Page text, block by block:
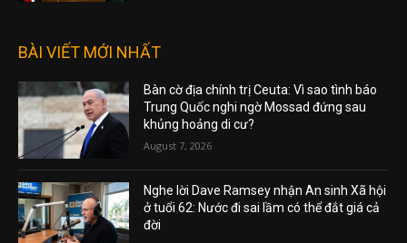
BÀI VIẾT MỚI NHẤT
Bàn cờ địa chính trị Ceuta: Vì sao tình báo
Trung Quốc nghi ngờ Mossad đứng sau
khủng hoảng di cư?
August 7, 2026
Nghe lời Dave Ramsey nhận An sinh Xã hội
ở tuổi 62: Nước đi sai lầm có thể đắt giá cả
đời